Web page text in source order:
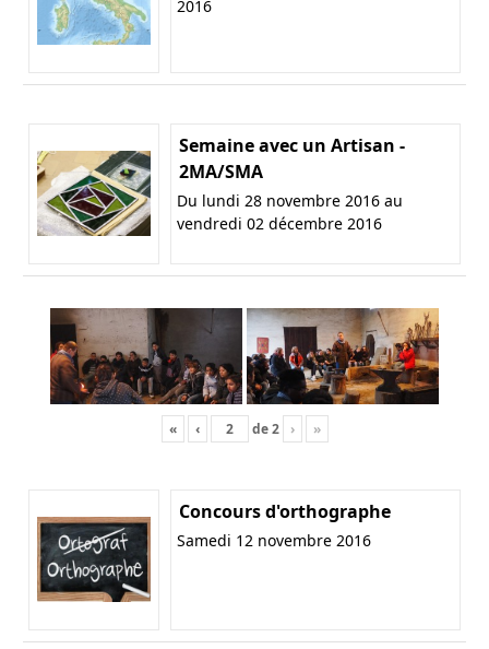
2016
Semaine avec un Artisan -
2MA/SMA
Du lundi 28 novembre 2016 au
vendredi 02 décembre 2016
« ‹ de2 › »
Concours d'orthographe
Samedi 12 novembre 2016